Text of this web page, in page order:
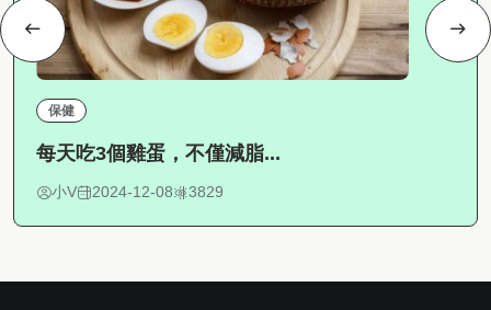
保健
每天吃3個雞蛋，不僅減脂...
小V 2024-12-08 3829